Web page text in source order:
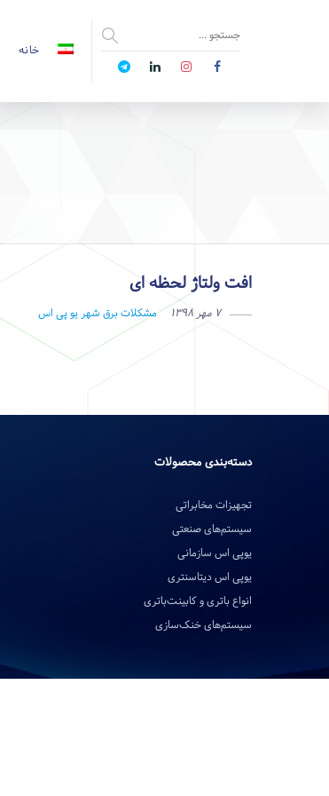
خانه
افت ولتاژ لحظه ای
۷ مهر ۱۳۹۸ مشکلات برق شهریو پی اس
دسته‌بندی محصولات
تجهیزات مخابراتی
سیستم‌های صنعتی
یوپی اس سازمانی
یوپی اس دیتاسنتری
انواع باتری و کابینت‌باتری
سیستم‌های خنک‌سازی